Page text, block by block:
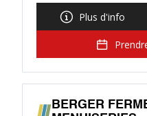
Plus d'info
BERGER